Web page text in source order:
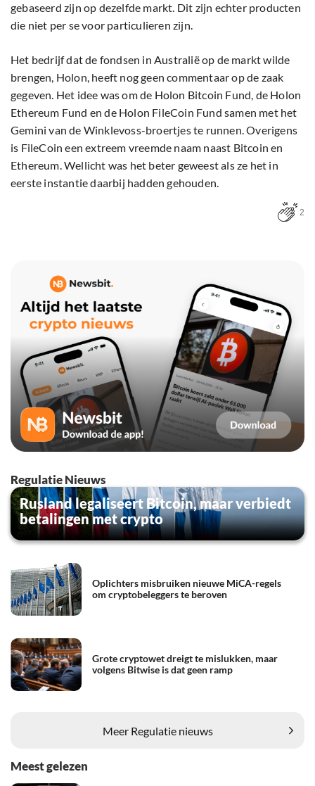
gebaseerd zijn op dezelfde markt. Dit zijn echter producten
die niet per se voor particulieren zijn.
Het bedrijf dat de fondsen in Australië op de markt wilde
brengen, Holon, heeft nog geen commentaar op de zaak
gegeven. Het idee was om de Holon Bitcoin Fund, de Holon
Ethereum Fund en de Holon FileCoin Fund samen met het
Gemini van de Winklevoss-broertjes te runnen. Overigens
is FileCoin een extreem vreemde naam naast Bitcoin en
Ethereum. Wellicht was het beter geweest als ze het in
eerste instantie daarbij hadden gehouden.
2
Regulatie Nieuws
Rusland legaliseert Bitcoin, maar verbiedt
betalingen met crypto
Oplichters misbruiken nieuwe MiCA-regels
om cryptobeleggers te beroven
Grote cryptowet dreigt te mislukken, maar
volgens Bitwise is dat geen ramp
Meer Regulatie nieuws
Meest gelezen